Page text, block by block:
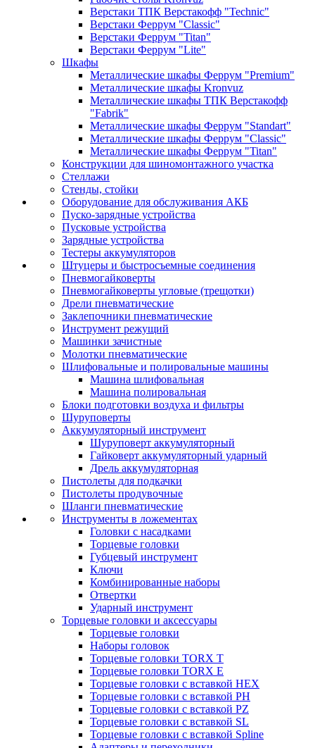
Верстаки ТПК Верстакофф "Technic"
Верстаки Феррум "Classic"
Верстаки Феррум "Titan"
Верстаки Феррум "Lite"
Шкафы
Металлические шкафы Феррум "Premium"
Металлические шкафы Kronvuz
Металлические шкафы ТПК Верстакофф
"Fabrik"
Металлические шкафы Феррум "Standart"
Металлические шкафы Феррум "Classic"
Металлические шкафы Феррум "Titan"
Конструкции для шиномонтажного участка
Стеллажи
Стенды, стойки
Оборудование для обслуживания АКБ
Пуско-зарядные устройства
Пусковые устройства
Зарядные устройства
Тестеры аккумуляторов
Штуцеры и быстросъемные соединения
Пневмогайковерты
Пневмогайковерты угловые (трещотки)
Дрели пневматические
Заклепочники пневматические
Инструмент режущий
Машинки зачистные
Молотки пневматические
Шлифовальные и полировальные машины
Машина шлифовальная
Машина полировальная
Блоки подготовки воздуха и фильтры
Шуруповерты
Аккумуляторный инструмент
Шуруповерт аккумуляторный
Гайковерт аккумуляторный ударный
Дрель аккумуляторная
Пистолеты для подкачки
Пистолеты продувочные
Шланги пневматические
Инструменты в ложементах
Головки с насадками
Торцевые головки
Губцевый инструмент
Ключи
Комбинированные наборы
Отвертки
Ударный инструмент
Торцевые головки и аксессуары
Торцевые головки
Наборы головок
Торцевые головки TORX T
Торцевые головки TORX Е
Торцевые головки с вставкой HEX
Торцевые головки с вставкой PH
Торцевые головки с вставкой PZ
Торцевые головки с вставкой SL
Торцевые головки с вставкой Spline